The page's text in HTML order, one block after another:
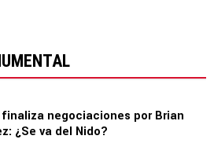
finaliza negociaciones por Brian
¿Se va del Nido?